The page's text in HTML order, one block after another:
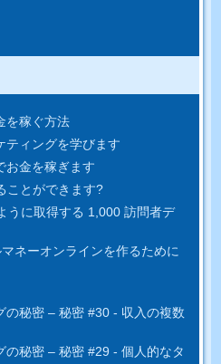
を稼ぐ方法
ティングを学びます
お金を稼ぎます
ことができます?
うに取得する 1,000 訪問者デ
ネーオンラインを作るために
の秘密 – 秘密 #30 - 収入の複数
の秘密 – 秘密 #29 - 個人的なタ